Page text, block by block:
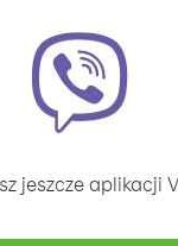
jeszcze aplikacji